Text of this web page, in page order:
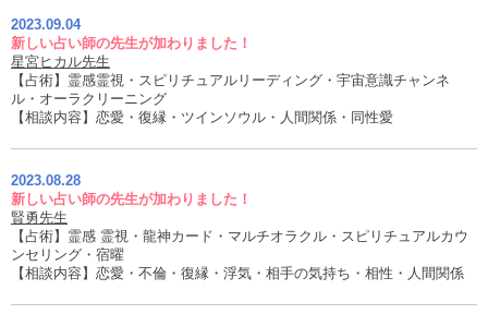
2023.09.04
新しい占い師の先生が加わりました！
星宮ヒカル先生
【占術】霊感霊視・スピリチュアルリーディング・宇宙意識チャンネ
ル・オーラクリーニング
【相談内容】恋愛・復縁・ツインソウル・人間関係・同性愛
2023.08.28
新しい占い師の先生が加わりました！
賢勇先生
【占術】霊感 霊視・龍神カード・マルチオラクル・スピリチュアルカウ
ンセリング・宿曜
【相談内容】恋愛・不倫・復縁・浮気・相手の気持ち・相性・人間関係